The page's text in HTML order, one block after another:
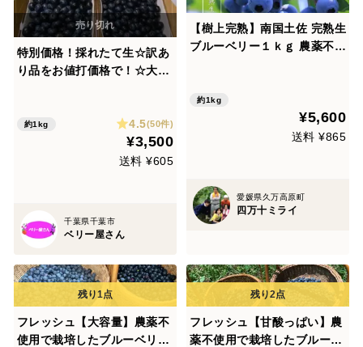
特別価格！採れたて生☆訳あ
り品をお値打価格で！☆大容
リー』 ☆無選別（1㎏）1箱
約1kg 4.5(50件)
¥3,500
送料 ¥605
千葉県千葉市
ベリー屋さん
【樹上完熟】南国土佐 完熟生
ブルーベリー１ｋｇ 農薬不使
約1kg
¥5,600
送料 ¥865
愛媛県久万高原町
四万十ミライ
フレッシュ【大容量】農薬不
使用で栽培したブルーベリー
フレッシュ【甘酸っぱい】農
薬不使用で栽培したブルーベ